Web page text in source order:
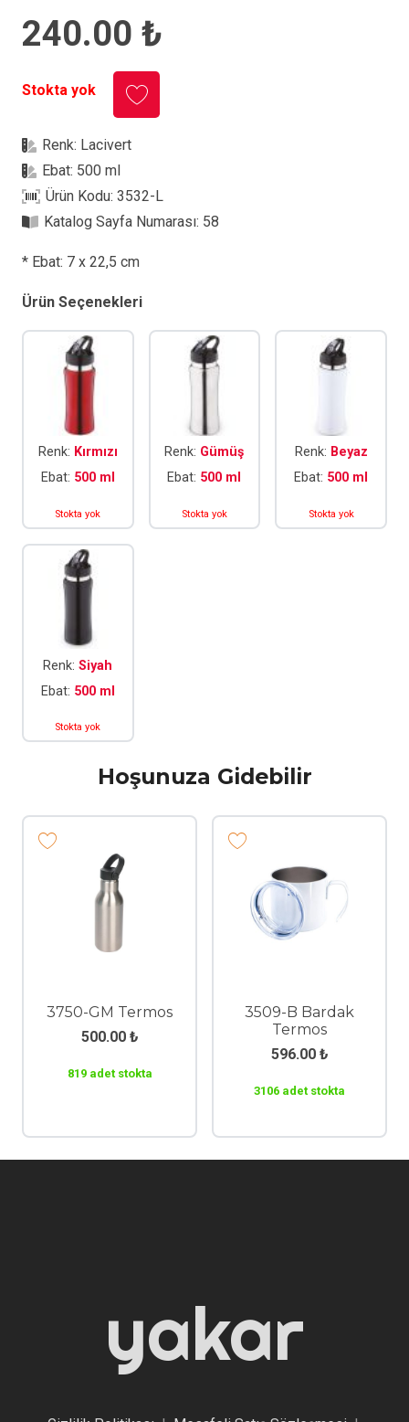
240.00 ₺
Stokta yok
Renk: Lacivert
Ebat: 500 ml
Ürün Kodu:3532-L
Katalog Sayfa Numarası: 58
* Ebat: 7 x 22,5 cm
Ürün Seçenekleri
Renk: Kırmızı
Ebat: 500 ml
Stokta yok
Renk: Gümüş
Ebat: 500 ml
Stokta yok
Renk: Beyaz
Ebat: 500 ml
Stokta yok
Renk:Siyah
Ebat: 500 ml
Stokta yok
Hoşunuza Gidebilir
3750-GM Termos
500.00 ₺
819 adet stokta
3509-B Bardak
Termos
596.00 ₺
3106 adet stokta
yakar